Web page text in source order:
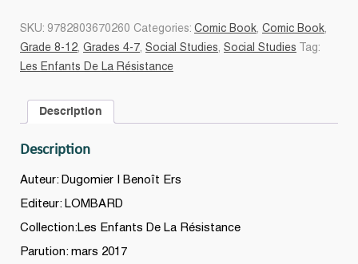
SKU: 9782803670260 Categories: Comic Book, Comic Book,
Grade 8-12, Grades 4-7, Social Studies, Social Studies
Tag:
Les Enfants De La Résistance
Description
Description
Auteur: Dugomier | Benoît Ers
Editeur: LOMBARD
Collection:Les Enfants De La Résistance
Parution: mars 2017